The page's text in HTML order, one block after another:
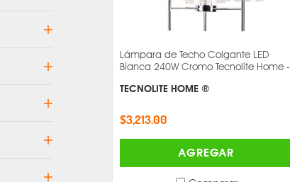
Lámpara de Techo Colgante LED
Bianca 240W Cromo Tecnolite Home -
TECNOLITE HOME ®
$3,213.00
AGREGAR